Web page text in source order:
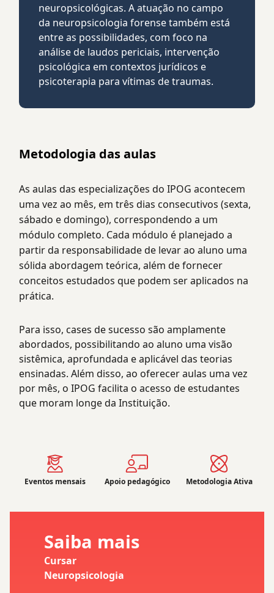
neuropsicológicas. A atuação no campo
da neuropsicologia forense também está
entre as possibilidades, com foco na
análise de laudos periciais, intervenção
psicológica em contextos jurídicos e
psicoterapia para vítimas de traumas.
Metodologia das aulas
As aulas das especializações do IPOG acontecem
uma vez ao mês, em três dias consecutivos (sexta,
sábado e domingo), correspondendo a um
módulo completo. Cada módulo é planejado a
partir da responsabilidade de levar ao aluno uma
sólida abordagem teórica, além de fornecer
conceitos estudados que podem ser aplicados na
prática.
Para isso, cases de sucesso são amplamente
abordados, possibilitando ao aluno uma visão
sistêmica, aprofundada e aplicável das teorias
ensinadas. Além disso, ao oferecer aulas uma vez
por mês, o IPOG facilita o acesso de estudantes
que moram longe da Instituição.
Eventos mensais Apoio pedagógico Metodologia Ativa
Saiba mais
Cursar
Neuropsicologia